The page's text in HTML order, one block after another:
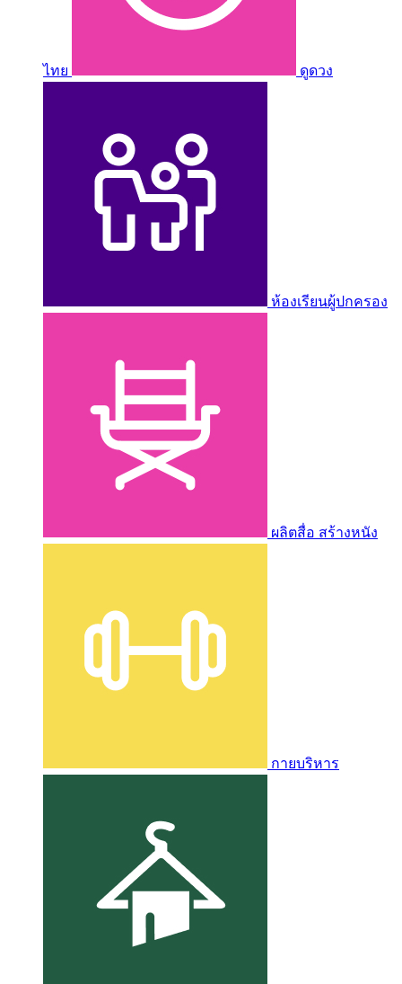
ไทย ดูดวง
ห้องเรียนผู้ปกครอง
ผลิตสื่อ สร้างหนัง
กายบริหาร